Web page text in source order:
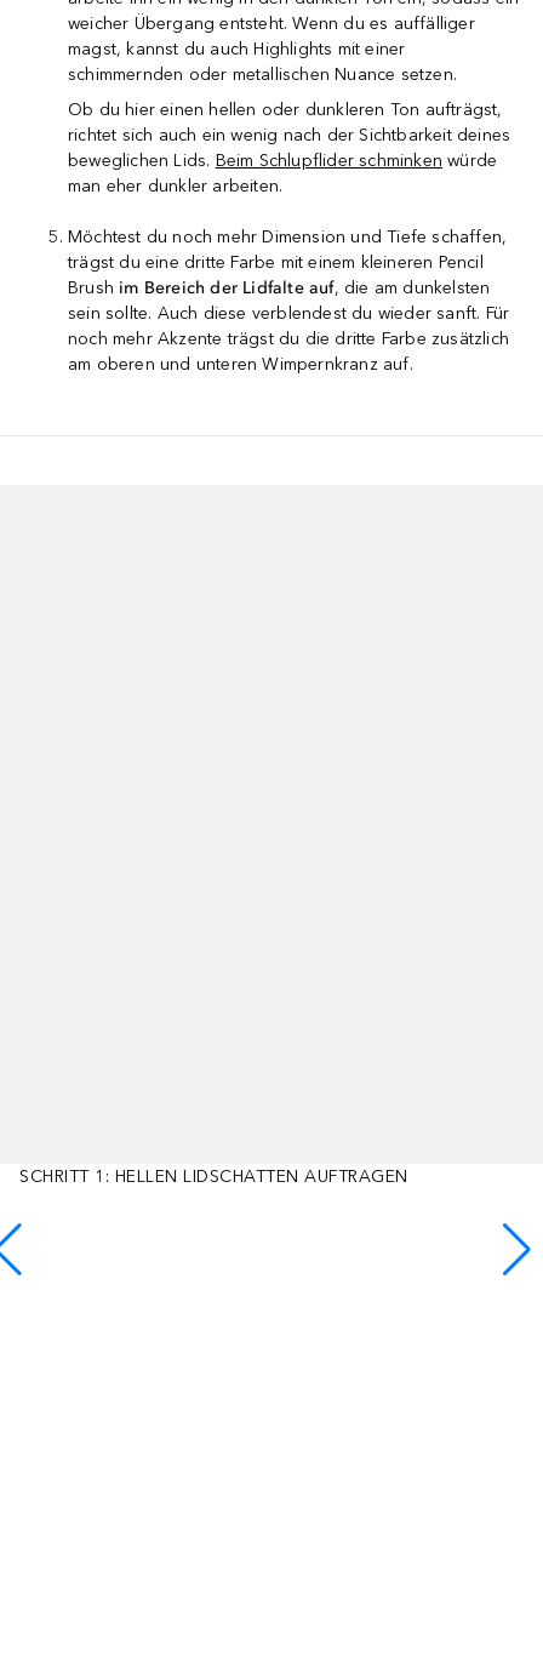
weicher Übergang entsteht. Wenn du es auffälliger
magst, kannst du auch Highlights mit einer
schimmernden oder metallischen Nuance setzen.
Ob du hier einen hellen oder dunkleren Ton aufträgst,
richtet sich auch ein wenig nach der Sichtbarkeit deines
beweglichen Lids. Beim Schlupflider schminken würde
man eher dunkler arbeiten.
Möchtest du noch mehr Dimension und Tiefe schaffen,
trägst du eine dritte Farbe mit einem kleineren Pencil
Brush im Bereich der Lidfalte auf, die am dunkelsten
sein sollte. Auch diese verblendest du wieder sanft. Für
noch mehr Akzente trägst du die dritte Farbe zusätzlich
am oberen und unteren Wimpernkranz auf.
SCHRITT 1: HELLEN LIDSCHATTEN AUFTRAGEN